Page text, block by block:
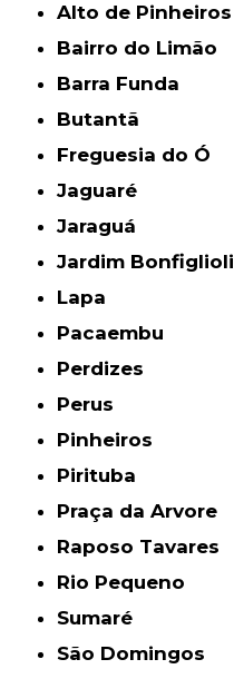
Alto de Pinheiros
Bairro do Limão
Barra Funda
Butantã
Freguesia do Ó
Jaguaré
Jaraguá
Jardim Bonfiglioli
Lapa
Pacaembu
Perdizes
Perus
Pinheiros
Pirituba
Praça da Arvore
Raposo Tavares
Rio Pequeno
Sumaré
São Domingos